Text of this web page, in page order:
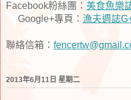
Facebook粉絲團： 美食魚樂
Google+專頁： 漁夫週誌
聯絡信箱：
2013年6月11日 星期二